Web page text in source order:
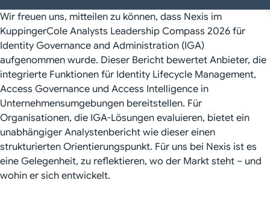
Wir freuen uns, mitteilen zu können, dass Nexis im
KuppingerCole Analysts Leadership Compass 2026 für
Identity Governance and Administration (IGA)
aufgenommen wurde. Dieser Bericht bewertet Anbieter, die
integrierte Funktionen für Identity Lifecycle Management,
Access Governance und Access Intelligence in
Unternehmensumgebungen bereitstellen. Für
Organisationen, die IGA-Lösungen evaluieren, bietet ein
unabhängiger Analystenbericht wie dieser einen
strukturierten Orientierungspunkt. Für uns bei Nexis ist es
eine Gelegenheit, zu reflektieren, wo der Markt steht – und
wohin er sich entwickelt.